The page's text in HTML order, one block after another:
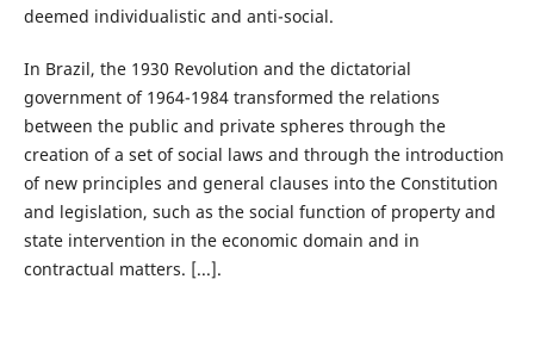
deemed individualistic and anti-social.
In Brazil, the 1930 Revolution and the dictatorial
government of 1964-1984 transformed the relations
between the public and private spheres through the
creation of a set of social laws and through the introduction
of new principles and general clauses into the Constitution
and legislation, such as the social function of property and
state intervention in the economic domain and in
contractual matters. [...].